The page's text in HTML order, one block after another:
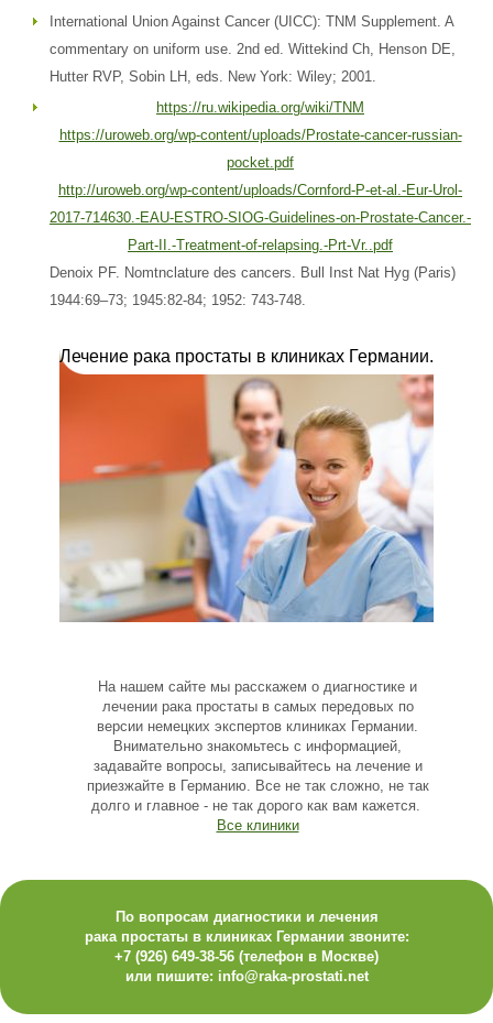
International Union Against Cancer (UICC): TNM Supplement. A
commentary on uniform use. 2nd ed. Wittekind Ch, Henson DE,
Hutter RVP, Sobin LH, eds. New York: Wiley; 2001.
https://ru.wikipedia.org/wiki/TNM
https://uroweb.org/wp-content/uploads/Prostate-cancer-russian-
pocket.pdf
http://uroweb.org/wp-content/uploads/Cornford-P-et-al.-Eur-Urol-
2017-714630.-EAU-ESTRO-SIOG-Guidelines-on-Prostate-Cancer.-
Part-II.-Treatment-of-relapsing.-Prt-Vr..pdf
Denoix PF. Nomtnclature des cancers. Bull Inst Nat Hyg (Paris)
1944:69–73; 1945:82-84; 1952: 743-748.
Лечение рака простаты в клиниках Германии.
На нашем сайте мы расскажем о диагностике и
лечении рака простаты в самых передовых по
версии немецких экспертов клиниках Германии.
Внимательно знакомьтесь с информацией,
задавайте вопросы, записывайтесь на лечение и
приезжайте в Германию. Все не так сложно, не так
долго и главное - не так дорого как вам кажется.
Все клиники
По вопросам диагностики и лечения
рака простаты в клиниках Германии звоните:
+7 (926) 649-38-56 (телефон в Москве)
или пишите: info@raka-prostati.net